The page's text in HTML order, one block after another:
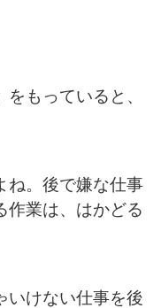
をもっていると、
ね。後で嫌な仕事
作業は、はかどる
いけない仕事を後